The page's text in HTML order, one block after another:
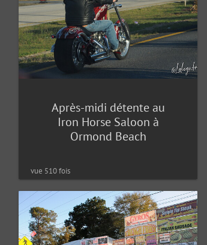
Après-midi détente au
Iron Horse Saloon à
Ormond Beach
vue 510 fois